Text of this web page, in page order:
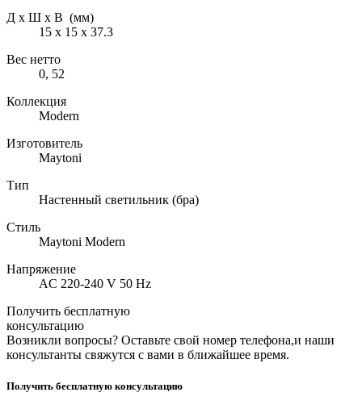
Д х Ш х В (мм)
15 х 15 х 37.3
Вес нетто
0, 52
Коллекция
Modern
Изготовитель
Maytoni
Тип
Настенный светильник (бра)
Стиль
Maytoni Modern
Напряжение
AC 220-240 V 50 Hz
Получить бесплатную
консультацию
Возникли вопросы? Оставьте свой номер телефона,и наши
консультанты свяжутся с вами в ближайшее время.
Получить бесплатную консультацию